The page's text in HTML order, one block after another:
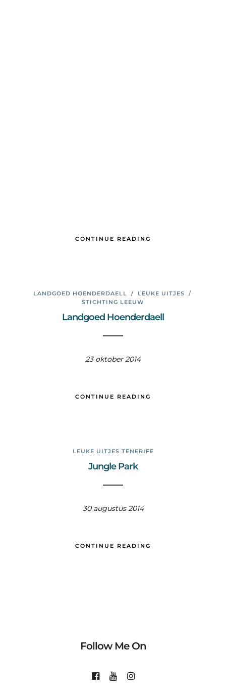
CONTINUE READING
LANDGOED HOENDERDAELL / LEUKE UITJES /
STICHTING LEEUW
Landgoed Hoenderdaell
23 oktober 2014
CONTINUE READING
LEUKE UITJES TENERIFE
Jungle Park
30 augustus 2014
CONTINUE READING
Follow Me On